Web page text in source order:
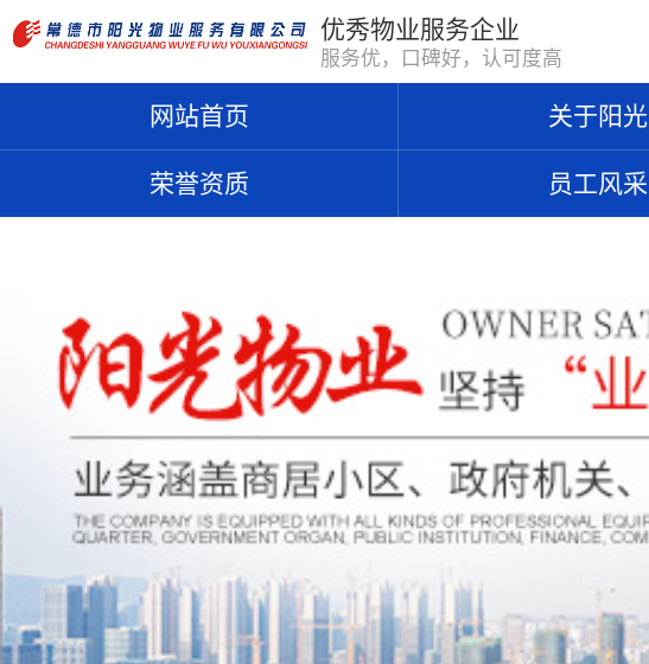
优秀物业服务企业
服务优，口碑好，认可度高
网站首页 关于阳光
荣誉资质 员工风采